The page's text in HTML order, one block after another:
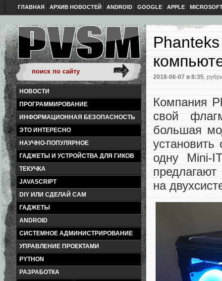
ГЛАВНАЯ АРХИВ НОВОСТЕЙ ANDROID GOOGLE APPLE
НОВОСТИ
ПРОГРАММИРОВАНИЕ
ИНФОРМАЦИОННАЯ БЕЗОПАСНОСТЬ
ЭТО ИНТЕРЕСНО
НАУЧНО-ПОПУЛЯРНОЕ
ГАДЖЕТЫ И УСТРОЙСТВА ДЛЯ ГИКОВ
ТЕКУЧКА
JAVASCRIPT
DIY ИЛИ СДЕЛАЙ САМ
ГАДЖЕТЫ
ANDROID
СИСТЕМНОЕ АДМИНИСТРИРОВАНИЕ
УПРАВЛЕНИЕ ПРОЕКТАМИ
PYTHON
РАЗРАБОТКА
2018-06-07 в 8:35,
Компания
свой
большая
одну Mini-
на